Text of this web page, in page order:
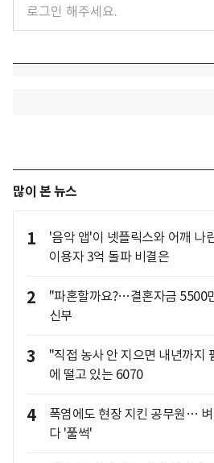
많이 본 뉴스
1
'음악 앱'이 넷플릭스와 어깨
이용자 3억 돌파 비결은
2
"파혼할까요?…결혼자금 5500
신부
3
"직접 농사 안 지으면 내년까
에 떨고 있는 6070
4
폭염에도 현장 지킨 공무원…
다 '풀썩'